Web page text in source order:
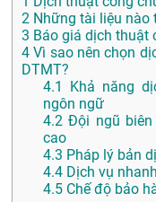
2 Những tài liệu nào
3 Báo giá dịch thuật
4 Vì sao nên chọn
DTMT?
4.1
Khả năng
ngôn ngữ
4.2 Đội ngũ
cao
4.3 Pháp lý bản
4.4 Dịch vụ
4.5 Chế độ bảo